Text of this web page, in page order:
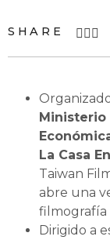
SHARE
Ministerio
La Casa
Taiwan
abre una
filmografía
Dirigido a